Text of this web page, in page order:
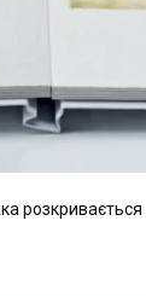
розкривається